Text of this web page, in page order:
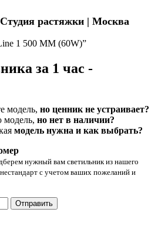
растяжки | Москва
1 500 ММ (60W)”
за 1 час -
модель, но ценник не устраивает?
но нет в наличии?
модель нужна и как выбрать?
нужный вам светильник из нашего
с учетом ваших пожеланий и
Отправить